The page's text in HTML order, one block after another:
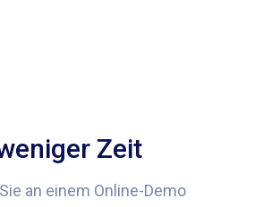
Zeit
an einem Online-Demo